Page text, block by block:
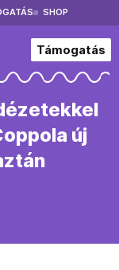
SHOP
Támogatás
új